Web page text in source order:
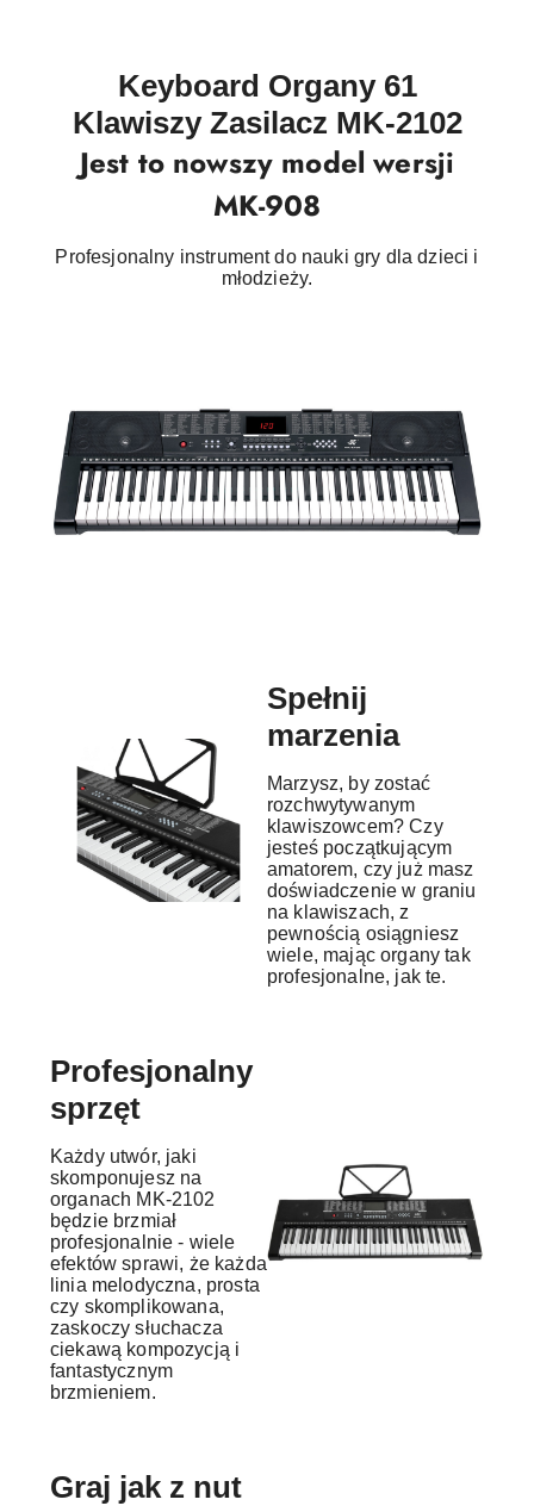
Keyboard Organy 61
Klawiszy Zasilacz MK-2102
Jest to nowszy model wersji
MK-908
Profesjonalny instrument do nauki gry dla dzieci i
młodzieży.
Spełnij
marzenia
Marzysz, by zostać
rozchwytywanym
klawiszowcem? Czy
jesteś początkującym
amatorem, czy już masz
doświadczenie w graniu
na klawiszach, z
pewnością osiągniesz
wiele, mając organy tak
profesjonalne, jak te.
Profesjonalny
sprzęt
Każdy utwór, jaki
skomponujesz na
organach MK-2102
będzie brzmiał
profesjonalnie - wiele
efektów sprawi, że każda
linia melodyczna, prosta
czy skomplikowana,
zaskoczy słuchacza
ciekawą kompozycją i
fantastycznym
brzmieniem.
Graj jak z nut